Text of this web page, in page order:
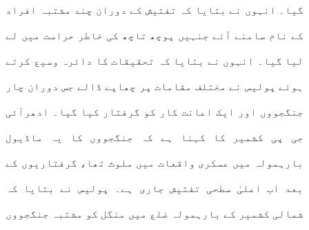
گیا۔ انہوں نے بتایا کہ تفتیش کے دوران چند مشتبہ افراد
کے نام سامنے آئے جنہیں پوچھ تاچھ کی خاطر حراست میں لے
لیا گیا۔ انہوں نے بتایا کہ تحقیقات کا دائرہ وسیع کرتے
ہوئے پولیس نے مختلف مقامات پر چھاپے ڈالے جس دوران چار
جنگجووں اور ایک اعانت کار کو گرفتار کیا گیا۔ ادھرآئی
جی پی کشمیر کا کہنا ہے کہ جنگجووں کا یہ ماڈیول
بارہمولہ میں عسکری واقعات میں ملوث تھا، گرفتاریوں کے
بعد اب اعلیٰ سطحی تفتیش جاری ہے۔ پولیس نے بتایا کہ
شمالی کشمیر کے بارہمولہ ضلع میں منگل کو مشتبہ جنگجووں